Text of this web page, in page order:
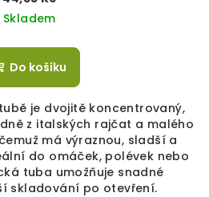
Skladem
Do košíku
je dvojitě koncentrovaný,
z italských rajčat a malého
má výraznou, sladší a
do omáček, polévek nebo
tuba umožňuje snadné
skladování po otevření.